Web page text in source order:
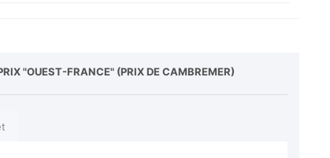
"OUEST-FRANCE" (PRIX DE CAMBREMER)